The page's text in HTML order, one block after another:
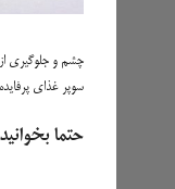
چشم و جلوگیری
سوپر غذای
حتما